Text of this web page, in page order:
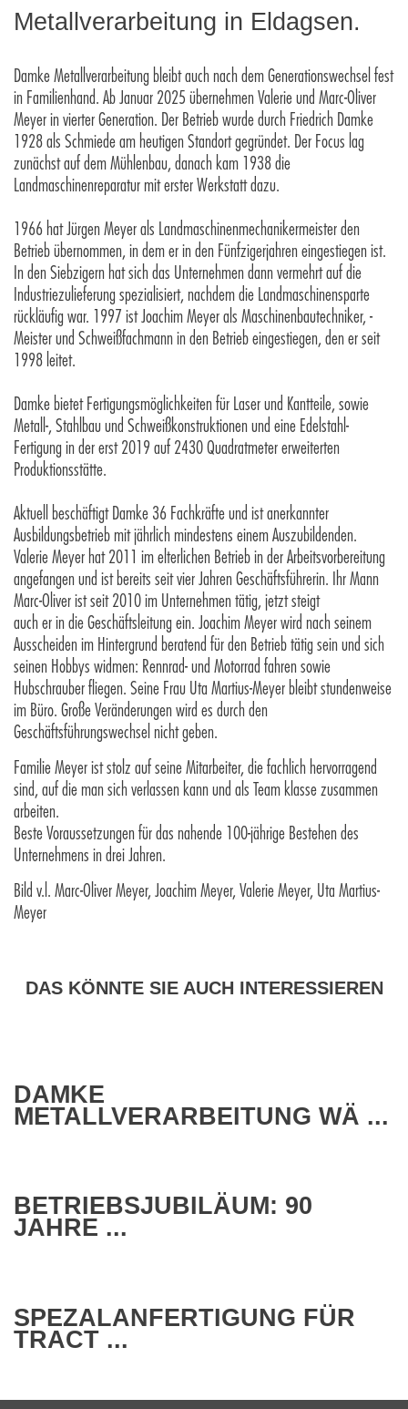
Metallverarbeitung in Eldagsen.
Damke Metallverarbeitung bleibt auch nach dem Generationswechsel fest
in Familienhand. Ab Januar 2025 übernehmen Valerie und Marc-Oliver
Meyer in vierter Generation. Der Betrieb wurde durch Friedrich Damke
1928 als Schmiede am heutigen Standort gegründet. Der Focus lag
zunächst auf dem Mühlenbau, danach kam 1938 die
Landmaschinenreparatur mit erster Werkstatt dazu.
1966 hat Jürgen Meyer als Landmaschinenmechanikermeister den
Betrieb übernommen, in dem er in den Fünfzigerjahren eingestiegen ist.
In den Siebzigern hat sich das Unternehmen dann vermehrt auf die
Industriezulieferung spezialisiert, nachdem die Landmaschinensparte
rückläufig war. 1997 ist Joachim Meyer als Maschinenbautechniker, -
Meister und Schweißfachmann in den Betrieb eingestiegen, den er seit
1998 leitet.
Damke bietet Fertigungsmöglichkeiten für Laser und Kantteile, sowie
Metall-, Stahlbau und Schweißkonstruktionen und eine Edelstahl-
Fertigung in der erst 2019 auf 2430 Quadratmeter erweiterten
Produktionsstätte.
Aktuell beschäftigt Damke 36 Fachkräfte und ist anerkannter
Ausbildungsbetrieb mit jährlich mindestens einem Auszubildenden.
Valerie Meyer hat 2011 im elterlichen Betrieb in der Arbeitsvorbereitung
angefangen und ist bereits seit vier Jahren Geschäftsführerin. Ihr Mann
Marc-Oliver ist seit 2010 im Unternehmen tätig, jetzt steigt
auch er in die Geschäftsleitung ein. Joachim Meyer wird nach seinem
Ausscheiden im Hintergrund beratend für den Betrieb tätig sein und sich
seinen Hobbys widmen: Rennrad- und Motorrad fahren sowie
Hubschrauber fliegen. Seine Frau Uta Martius-Meyer bleibt stundenweise
im Büro. Große Veränderungen wird es durch den
Geschäftsführungswechsel nicht geben.
Familie Meyer ist stolz auf seine Mitarbeiter, die fachlich hervorragend
sind, auf die man sich verlassen kann und als Team klasse zusammen
arbeiten.
Beste Voraussetzungen für das nahende 100-jährige Bestehen des
Unternehmens in drei Jahren.
Bild v.l. Marc-Oliver Meyer, Joachim Meyer, Valerie Meyer, Uta Martius-
Meyer
DAS KÖNNTE SIE AUCH INTERESSIEREN
DAMKE
METALLVERARBEITUNG WÄ ...
BETRIEBSJUBILÄUM: 90
JAHRE ...
SPEZALANFERTIGUNG FÜR
TRACT ...